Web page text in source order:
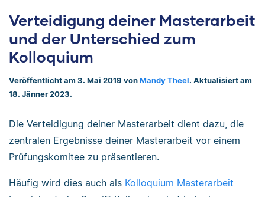
Verteidigung deiner Masterarbeit
und der Unterschied zum
Kolloquium
Veröffentlicht am 3. Mai 2019 von Mandy Theel. Aktualisiert am
18. Jänner 2023.
Die Verteidigung deiner Masterarbeit dient dazu, die
zentralen Ergebnisse deiner Masterarbeit vor einem
Prüfungskomitee zu präsentieren.
Häufig wird dies auch als Kolloquium Masterarbeit